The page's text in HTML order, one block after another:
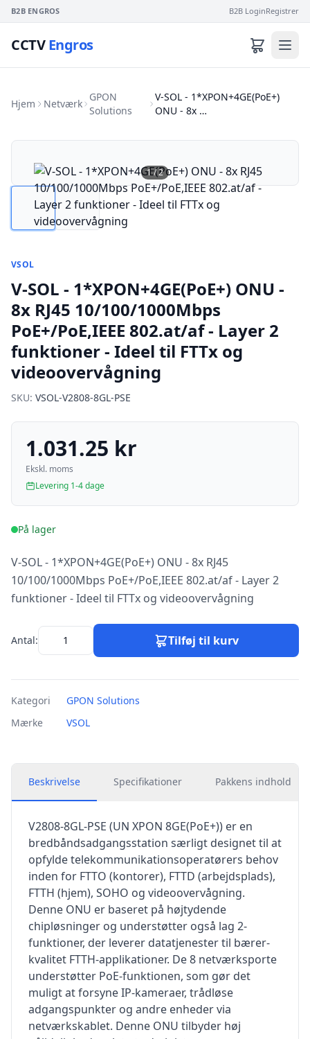
B2B ENGROS B2B LoginRegistrer
CCTVEngros
Hjem Netværk
GPON
Solutions
V-SOL - 1*XPON+4GE(PoE+)
ONU - 8x …
1/2
VSOL
V-SOL - 1*XPON+4GE(PoE+) ONU -
8x RJ45 10/100/1000Mbps
PoE+/PoE,IEEE 802.at/af - Layer 2
funktioner - Ideel til FTTx og
videoovervågning
SKU: VSOL-V2808-8GL-PSE
1.031.25 kr
Ekskl. moms
Levering 1-4 dage
På lager
V-SOL - 1*XPON+4GE(PoE+) ONU - 8x RJ45
10/100/1000Mbps PoE+/PoE,IEEE 802.at/af - Layer 2
funktioner - Ideel til FTTx og videoovervågning
Antal: Tilføj til kurv
Kategori
GPON Solutions
Mærke
VSOL
Beskrivelse Specifikationer Pakkens indhold
V2808-8GL-PSE (UN XPON 8GE(PoE+)) er en
bredbåndsadgangsstation særligt designet til at
opfylde telekommunikationsoperatørers behov
inden for FTTO (kontorer), FTTD (arbejdsplads),
FTTH (hjem), SOHO og videoovervågning.
Denne ONU er baseret på højtydende
chipløsninger og understøtter også lag 2-
funktioner, der leverer datatjenester til bærer-
kvalitet FTTH-applikationer. De 8 netværksporte
understøtter PoE-funktionen, som gør det
muligt at forsyne IP-kameraer, trådløse
adgangspunkter og andre enheder via
netværkskablet. Denne ONU tilbyder høj